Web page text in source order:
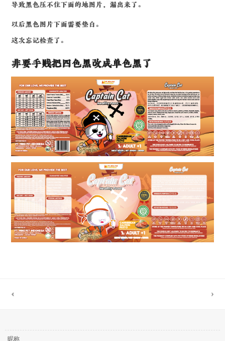
导致黑色压不住下面的地图片，漏出来了。
以后黑色图片下面需要垫白。
这次忘记检查了。
非要手贱把四色黑改成单色黑了